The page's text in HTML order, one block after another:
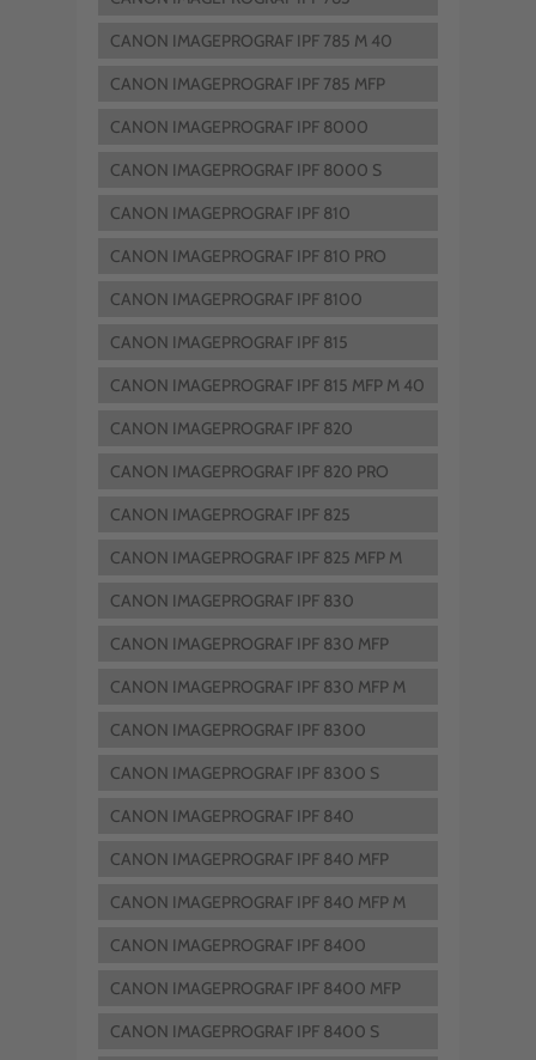
CANON IMAGEPROGRAF IPF 785 M 40
CANON IMAGEPROGRAF IPF 785 MFP
CANON IMAGEPROGRAF IPF 8000
CANON IMAGEPROGRAF IPF 8000 S
CANON IMAGEPROGRAF IPF 810
CANON IMAGEPROGRAF IPF 810 PRO
CANON IMAGEPROGRAF IPF 8100
CANON IMAGEPROGRAF IPF 815
CANON IMAGEPROGRAF IPF 815 MFP M 40
CANON IMAGEPROGRAF IPF 820
CANON IMAGEPROGRAF IPF 820 PRO
CANON IMAGEPROGRAF IPF 825
CANON IMAGEPROGRAF IPF 825 MFP M
40
CANON IMAGEPROGRAF IPF 830
CANON IMAGEPROGRAF IPF 830 MFP
CANON IMAGEPROGRAF IPF 830 MFP M
40
CANON IMAGEPROGRAF IPF 8300
CANON IMAGEPROGRAF IPF 8300 S
CANON IMAGEPROGRAF IPF 840
CANON IMAGEPROGRAF IPF 840 MFP
CANON IMAGEPROGRAF IPF 840 MFP M
40
CANON IMAGEPROGRAF IPF 8400
CANON IMAGEPROGRAF IPF 8400 MFP
CANON IMAGEPROGRAF IPF 8400 S